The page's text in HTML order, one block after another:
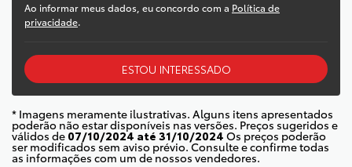
Ao informar meus dados, eu concordo com a Política de
privacidade.
ESTOU INTERESSADO
* Imagens meramente ilustrativas. Alguns itens apresentados
poderão não estar disponíveis nas versões. Preços sugeridos e
válidos de 07/10/2024 até 31/10/2024 Os preços poderão
ser modificados sem aviso prévio. Consulte e confirme todas
as informações com um de nossos vendedores.